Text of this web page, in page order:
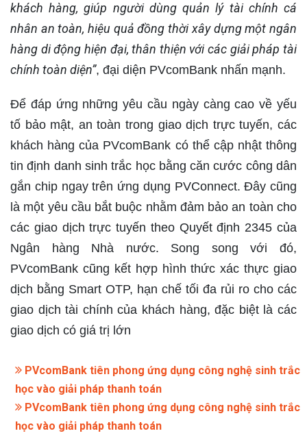
khách hàng, giúp người dùng quản lý tài chính cá
nhân an toàn, hiệu quả đồng thời xây dựng một ngân
hàng di động hiện đại, thân thiện với các giải pháp tài
chính toàn diện”, đại diện PVcomBank nhấn mạnh.
Để đáp ứng những yêu cầu ngày càng cao về yếu
tố bảo mật, an toàn trong giao dịch trực tuyến, các
khách hàng của PVcomBank có thể cập nhật thông
tin định danh sinh trắc học bằng căn cước công dân
gắn chip ngay trên ứng dụng PVConnect. Đây cũng
là một yêu cầu bắt buộc nhằm đảm bảo an toàn cho
các giao dịch trực tuyến theo Quyết định 2345 của
Ngân hàng Nhà nước. Song song với đó,
PVcomBank cũng kết hợp hình thức xác thực giao
dịch bằng Smart OTP, hạn chế tối đa rủi ro cho các
giao dịch tài chính của khách hàng, đặc biệt là các
giao dịch có giá trị lớn ​
PVcomBank tiên phong ứng dụng công nghệ sinh trắc
học vào giải pháp thanh toán
PVcomBank tiên phong ứng dụng công nghệ sinh trắc
học vào giải pháp thanh toán